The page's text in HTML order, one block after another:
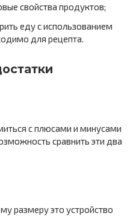
свойства продуктов;
еду с использованием
для рецепта.
с плюсами и минусами
сравнить эти два
размеру это устройство